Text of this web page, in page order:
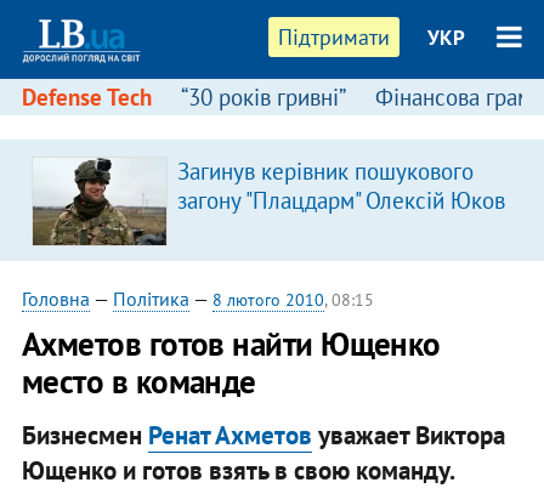
Підтримати УКР
Defense Tech “30 років гривні” Фінансова
Загинув керівник пошукового
загону "Плацдарм" Олексій Юков
Головна — Політика — 8 лютого 2010, 08:15
Ахметов готов найти Ющенко
место в команде
Бизнесмен Ренат Ахметов уважает Виктора
Ющенко и готов взять в свою команду.